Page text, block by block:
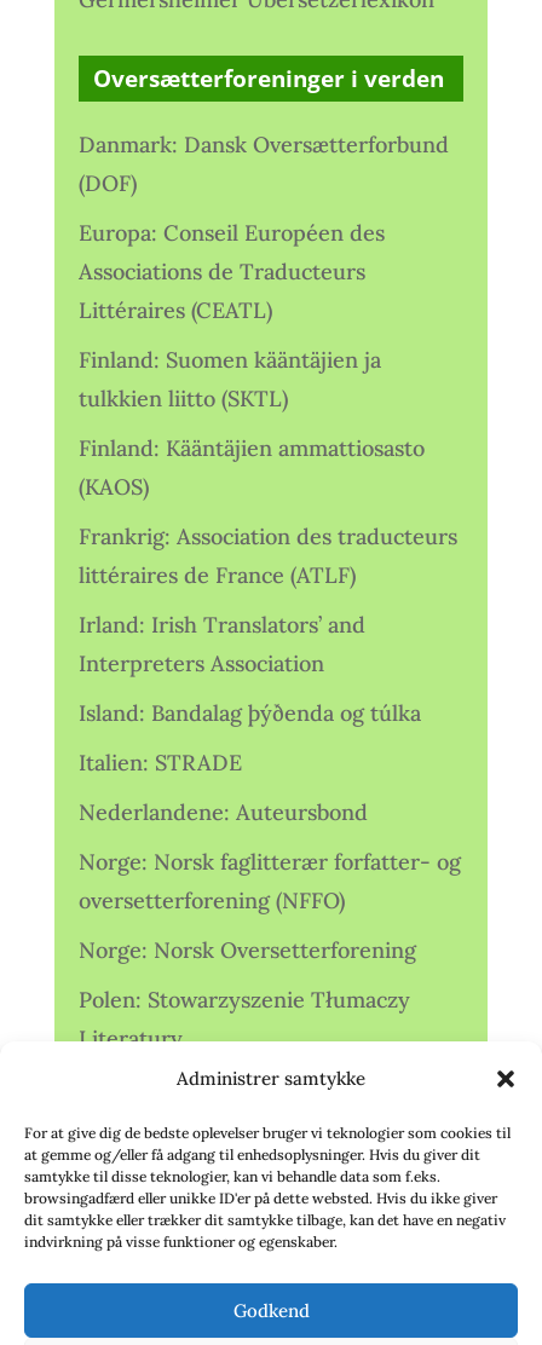
Administrer samtykke
For at give dig de bedste oplevelser bruger vi teknologier som cookies til
at gemme og/eller få adgang til enhedsoplysninger. Hvis du giver dit
samtykke til disse teknologier, kan vi behandle data som f.eks.
browsingadfærd eller unikke ID'er på dette websted. Hvis du ikke giver
dit samtykke eller trækker dit samtykke tilbage, kan det have en negativ
indvirkning på visse funktioner og egenskaber.
Godkend
Oversætterforeninger i verden
Danmark: Dansk Oversætterforbund
(DOF)
Europa: Conseil Européen des
Associations de Traducteurs
Littéraires (CEATL)
Finland: Suomen kääntäjien ja
tulkkien liitto (SKTL)
Finland: Kääntäjien ammattiosasto
(KAOS)
Frankrig: Association des traducteurs
littéraires de France (ATLF)
Irland: Irish Translators’ and
Interpreters Association
Island: Bandalag þýðenda og túlka
Italien: STRADE
Nederlandene: Auteursbond
Norge: Norsk faglitterær forfatter- og
oversetterforening (NFFO)
Norge: Norsk Oversetterforening
Polen: Stowarzyszenie Tłumaczy
Literatury
Storbritannien: Translators
Association (TA)
Sverige: Översättarsektionen (Ö.)
Sverige: Översättarcentrum (ÖC)
deutschsprachiger Übersetzer (VdÜ)